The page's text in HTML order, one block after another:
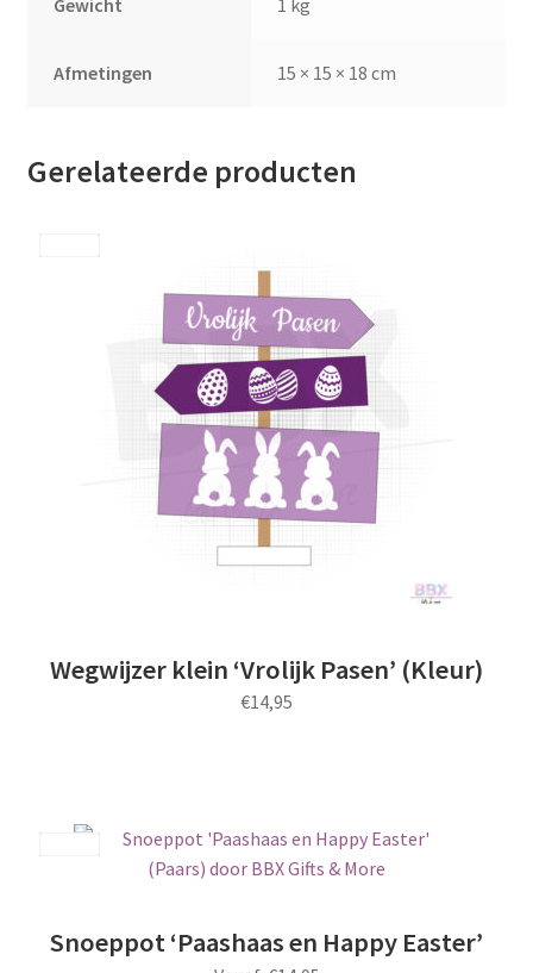
Gewicht 1 kg
Afmetingen 15 × 15 × 18 cm
Gerelateerde producten
Wegwijzer klein ‘Vrolijk Pasen’ (Kleur)
€14,95
Snoeppot ‘Paashaas en Happy Easter’